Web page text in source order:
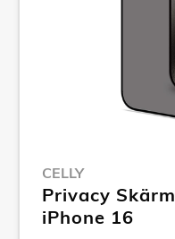
CELLY
Privacy
iPhone 16